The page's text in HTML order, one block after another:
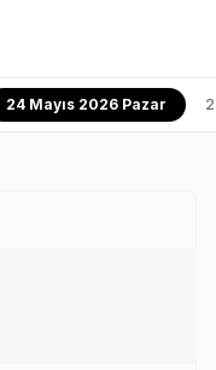
24 Mayıs 2026 Pazar